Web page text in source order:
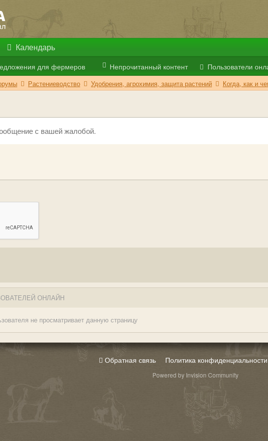
для фермеров Непрочитанный контент Пользователи
Календарь
Растениеводство Удобрения, агрохимия, защита растений Когда, как и
с вашей жалобой.
ОНЛАЙН
не просматривает данную страницу
Обратная связь Политика конфиденциальности
Powered by Invision Community